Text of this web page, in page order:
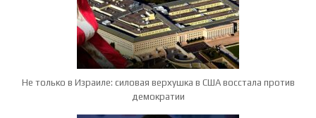
Не только в Израиле: силовая верхушка в США восстала против
демократии